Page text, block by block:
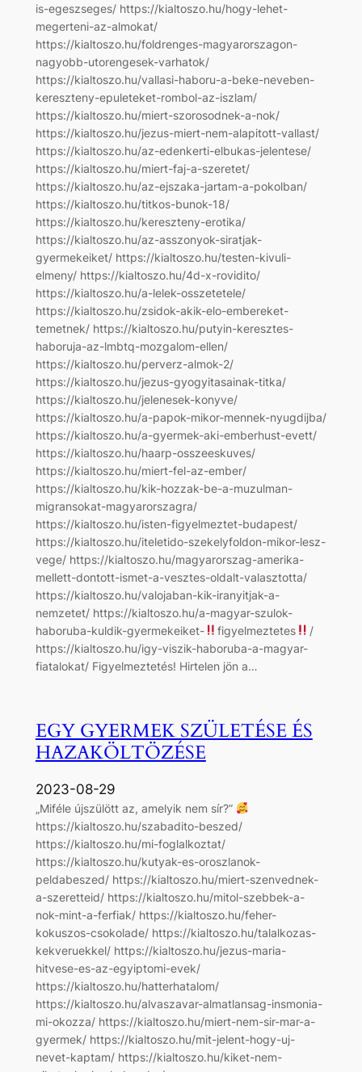
is-egeszseges/ https://kialtoszo.hu/hogy-lehet-
megerteni-az-almokat/
https://kialtoszo.hu/foldrenges-magyarorszagon-
nagyobb-utorengesek-varhatok/
https://kialtoszo.hu/vallasi-haboru-a-beke-neveben-
kereszteny-epuleteket-rombol-az-iszlam/
https://kialtoszo.hu/miert-szorosodnek-a-nok/
https://kialtoszo.hu/jezus-miert-nem-alapitott-vallast/
https://kialtoszo.hu/az-edenkerti-elbukas-jelentese/
https://kialtoszo.hu/miert-faj-a-szeretet/
https://kialtoszo.hu/az-ejszaka-jartam-a-pokolban/
https://kialtoszo.hu/titkos-bunok-18/
https://kialtoszo.hu/kereszteny-erotika/
https://kialtoszo.hu/az-asszonyok-siratjak-
gyermekeiket/ https://kialtoszo.hu/testen-kivuli-
elmeny/ https://kialtoszo.hu/4d-x-rovidito/
https://kialtoszo.hu/a-lelek-osszetetele/
https://kialtoszo.hu/zsidok-akik-elo-embereket-
temetnek/ https://kialtoszo.hu/putyin-keresztes-
haboruja-az-lmbtq-mozgalom-ellen/
https://kialtoszo.hu/perverz-almok-2/
https://kialtoszo.hu/jezus-gyogyitasainak-titka/
https://kialtoszo.hu/jelenesek-konyve/
https://kialtoszo.hu/a-papok-mikor-mennek-nyugdijba/
https://kialtoszo.hu/a-gyermek-aki-emberhust-evett/
https://kialtoszo.hu/haarp-osszeeskuves/
https://kialtoszo.hu/miert-fel-az-ember/
https://kialtoszo.hu/kik-hozzak-be-a-muzulman-
migransokat-magyarorszagra/
https://kialtoszo.hu/isten-figyelmeztet-budapest/
https://kialtoszo.hu/iteletido-szekelyfoldon-mikor-lesz-
vege/ https://kialtoszo.hu/magyarorszag-amerika-
mellett-dontott-ismet-a-vesztes-oldalt-valasztotta/
https://kialtoszo.hu/valojaban-kik-iranyitjak-a-
nemzetet/ https://kialtoszo.hu/a-magyar-szulok-
haboruba-kuldik-gyermekeiket-
figyelmeztetes
/
https://kialtoszo.hu/igy-viszik-haboruba-a-magyar-
fiatalokat/ Figyelmeztetés! Hirtelen jön a…
EGY GYERMEK SZÜLETÉSE ÉS
HAZAKÖLTÖZÉSE
2023-08-29
„Miféle újszülött az, amelyik nem sír?”
https://kialtoszo.hu/szabadito-beszed/
https://kialtoszo.hu/mi-foglalkoztat/
https://kialtoszo.hu/kutyak-es-oroszlanok-
peldabeszed/ https://kialtoszo.hu/miert-szenvednek-
a-szeretteid/ https://kialtoszo.hu/mitol-szebbek-a-
nok-mint-a-ferfiak/ https://kialtoszo.hu/feher-
kokuszos-csokolade/ https://kialtoszo.hu/talalkozas-
kekveruekkel/ https://kialtoszo.hu/jezus-maria-
hitvese-es-az-egyiptomi-evek/
https://kialtoszo.hu/hatterhatalom/
https://kialtoszo.hu/alvaszavar-almatlansag-insmonia-
mi-okozza/ https://kialtoszo.hu/miert-nem-sir-mar-a-
gyermek/ https://kialtoszo.hu/mit-jelent-hogy-uj-
nevet-kaptam/ https://kialtoszo.hu/kiket-nem-